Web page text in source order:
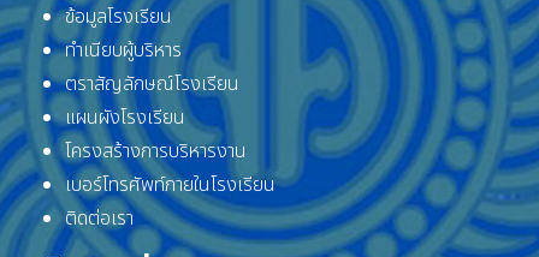
ข้อมูลโรงเรียน
ทำเนียบผู้บริหาร
ตราสัญลักษณ์โรงเรียน
แผนผังโรงเรียน
โครงสร้างการบริหารงาน
เบอร์โทรศัพท์ภายในโรงเรียน
ติดต่อเรา